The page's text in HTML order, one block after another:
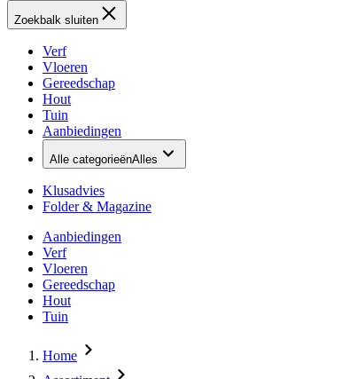
Zoekbalk sluiten
Verf
Vloeren
Gereedschap
Hout
Tuin
Aanbiedingen
Alle categorieënAlles
Klusadvies
Folder & Magazine
Aanbiedingen
Verf
Vloeren
Gereedschap
Hout
Tuin
Home